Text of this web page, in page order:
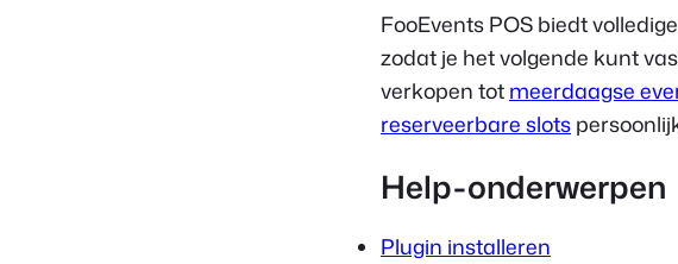
FooEvents POS biedt
zodat je het volgende kunt
verkopen tot meerdaagse
reserveerbare slots
Help-onderwerpen
Plugin installeren